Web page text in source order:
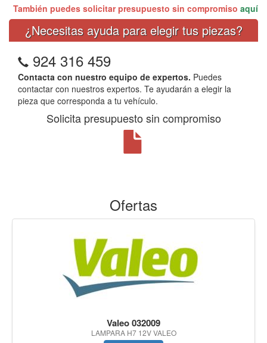
También puedes solicitar presupuesto sin compromiso aquí
¿Necesitas ayuda para elegir tus piezas?
924 316 459
Contacta con nuestro equipo de expertos. Puedes
contactar con nuestros expertos. Te ayudarán a elegir la
pieza que corresponda a tu vehículo.
Solicita presupuesto sin compromiso
Ofertas
Valeo 032009
LAMPARA H7 12V VALEO